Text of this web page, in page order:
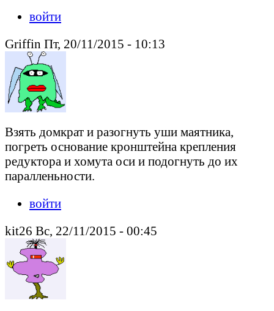
войти
Griffin Пт, 20/11/2015 - 10:13
Взять домкрат и разогнуть уши маятника,
погреть основание кронштейна крепления
редуктора и хомута оси и подогнуть до их
паралленьности.
войти
kit26 Вс, 22/11/2015 - 00:45